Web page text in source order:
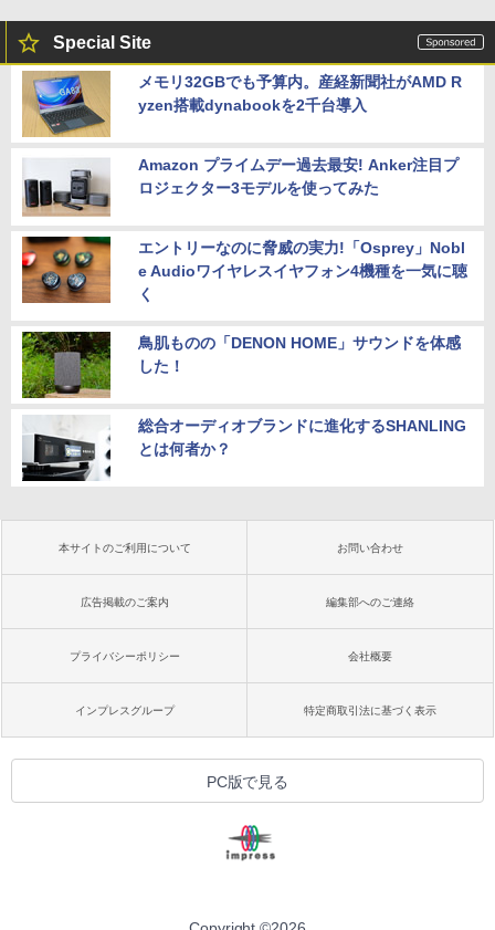
Special Site
メモリ32GBでも予算内。産経新聞社がAMD R
yzen搭載dynabookを2千台導入
Amazon プライムデー過去最安! Anker注目プ
ロジェクター3モデルを使ってみた
エントリーなのに脅威の実力!「Osprey」Nobl
e Audioワイヤレスイヤフォン4機種を一気に聴
く
鳥肌ものの「DENON HOME」サウンドを体感
した！
総合オーディオブランドに進化するSHANLING
とは何者か？
本サイトのご利用について お問い合わせ
広告掲載のご案内 編集部へのご連絡
プライバシーポリシー 会社概要
インプレスグループ 特定商取引法に基づく表示
PC版で見る